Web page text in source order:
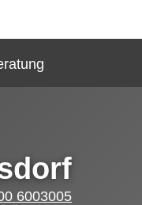
6003005